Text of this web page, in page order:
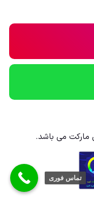
مارکت می باشد.
تماس فوری